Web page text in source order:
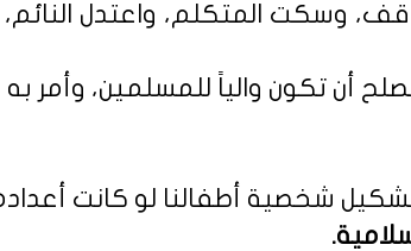
وسكت المتكلم، واعتدل
أن تكون والياً للمسلمين، وأمر
شخصية أطفالنا لو كانت
.